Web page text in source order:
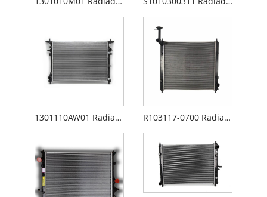
1301110AW01 Radiador Changan CS55 R103117-0700 Radiador Changan CX70